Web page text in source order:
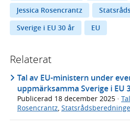
Jessica Rosencrantz
Sverige i EU 30 år
EU
Relaterat
Tal av EU-ministern under
uppmärksamma Sverige i EU
Publicerad 18 december 2025 · Tal
Rosencrantz,